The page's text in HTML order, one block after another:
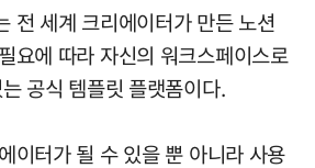
전 세계 크리에이터가 만든 노션
요에 따라 자신의 워크스페이스로
공식 템플릿 플랫폼이다.
이터가 될 수 있을 뿐 아니라 사용